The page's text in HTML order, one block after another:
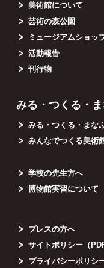
美術館について
芸術の森公園
ミュージアムショッ
活動報告
刊行物
みる・つくる・
みる・つくる・まな
みんなでつくる美術
学校の先生方へ
博物館実習について
プレスの方へ
サイトポリシー（PDF
プライバシーポリシ